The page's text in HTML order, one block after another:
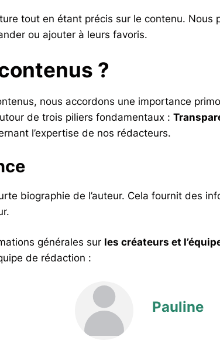
tout en étant précis sur le contenu.
ou ajouter à leurs favoris.
?
nous accordons une importance
de trois piliers fondamentaux :
l’expertise de nos rédacteurs.
biographie de l’auteur. Cela fournit des
générales sur les créateurs et
de rédaction :
Pauline